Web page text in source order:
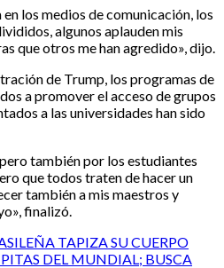
los medios de comunicación, los
algunos aplauden mis
que otros me han agredido», dijo.
de Trump, los programas de
a promover el acceso de grupos
a las universidades han sido
también por los estudiantes
que todos traten de hacer un
también a mis maestros y
finalizó.
TAPIZA SU CUERPO
DEL MUNDIAL; BUSCA